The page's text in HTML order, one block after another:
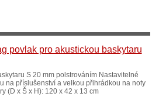
povlak pro akustickou baskytaru
S 20 mm polstrováním Nastavitelné
na příslušenství a velkou přihrádkou na noty
(D x Š x H): 120 x 42 x 13 cm